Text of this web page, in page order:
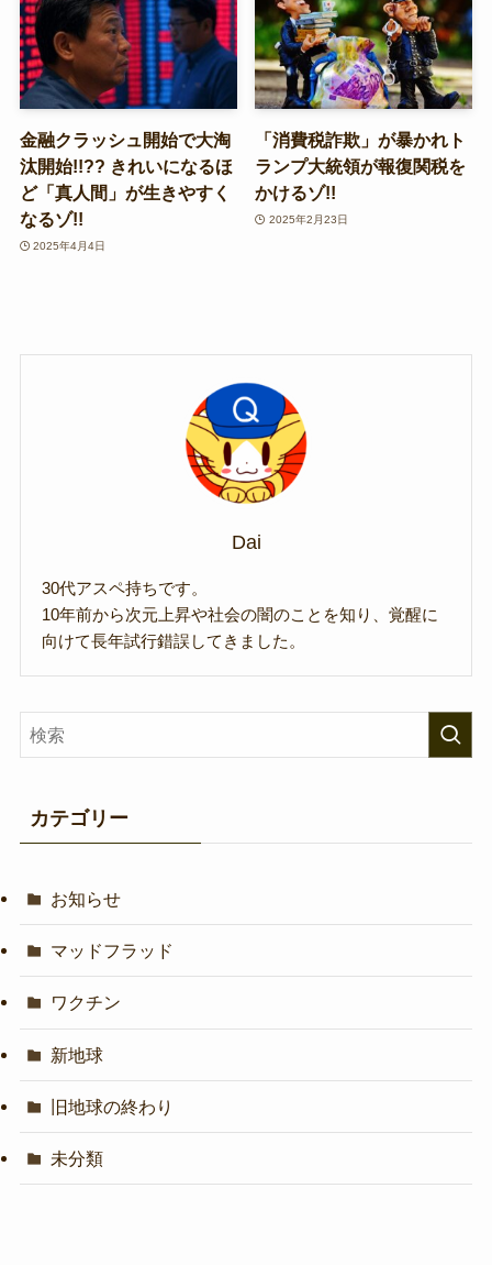
金融クラッシュ開始で大淘
汰開始!!?? きれいになるほ
ど「真人間」が生きやすく
なるゾ!!
2025年4月4日
「消費税詐欺」が暴かれト
ランプ大統領が報復関税を
かけるゾ!!
2025年2月23日
Dai
30代アスペ持ちです。
10年前から次元上昇や社会の闇のことを知り、覚醒に
向けて長年試行錯誤してきました。
カテゴリー
お知らせ
マッドフラッド
ワクチン
新地球
旧地球の終わり
未分類